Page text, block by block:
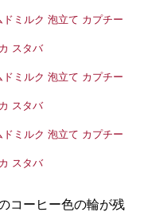
コーヒー色の輪が残